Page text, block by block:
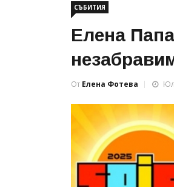
СЪБИТИЯ
Елена
От Елена Фотева